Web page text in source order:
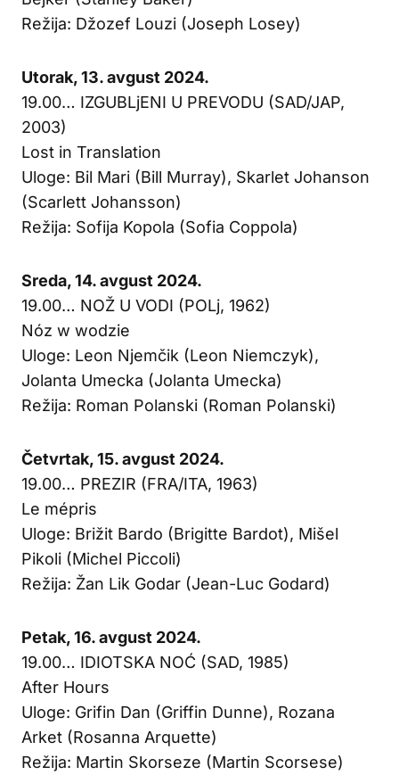
Režija: Džozef Louzi (Joseph Losey)
Utorak, 13. avgust 2024.
19.00… IZGUBLjENI U PREVODU (SAD/JAP,
2003)
Lost in Translation
Uloge: Bil Mari (Bill Murray), Skarlet Johanson
(Scarlett Johansson)
Režija: Sofija Kopola (Sofia Coppola)
Sreda, 14. avgust 2024.
19.00… NOŽ U VODI (POLj, 1962)
Nóz w wodzie
Uloge: Leon Njemčik (Leon Niemczyk),
Jolanta Umecka (Jolanta Umecka)
Režija: Roman Polanski (Roman Polanski)
Četvrtak, 15. avgust 2024.
19.00… PREZIR (FRA/ITA, 1963)
Le mépris
Uloge: Brižit Bardo (Brigitte Bardot), Mišel
Pikoli (Michel Piccoli)
Režija: Žan Lik Godar (Jean-Luc Godard)
Petak, 16. avgust 2024.
19.00… IDIOTSKA NOĆ (SAD, 1985)
After Hours
Uloge: Grifin Dan (Griffin Dunne), Rozana
Arket (Rosanna Arquette)
Režija: Martin Skorseze (Martin Scorsese)